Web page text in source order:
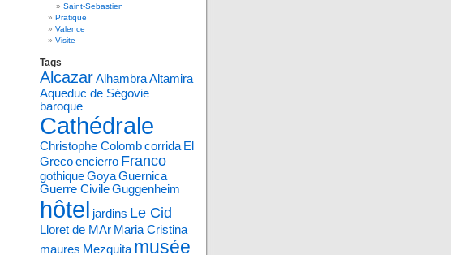
Saint-Sebastien
Pratique
Valence
Visite
Tags
AlcazarAlhambraAltamira
Aqueduc de Ségovie
baroque
Cathédrale
Christophe Colombcorrida El
Grecoencierro Franco
gothiqueGoyaGuernica
Guerre CivileGuggenheim
hôtel jardins Le Cid
Lloret de MAr Maria Cristina
maures Mezquita musée